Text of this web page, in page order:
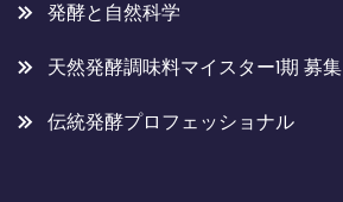
発酵と自然科学
天然発酵調味料マイスター1期 募集
伝統発酵プロフェッショナル